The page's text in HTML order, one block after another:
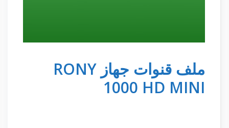
ملف قنوات جهاز RONY
1000 HD MINI